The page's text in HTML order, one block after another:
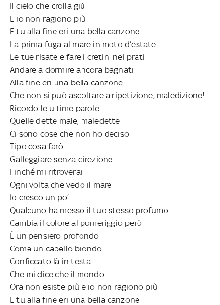
Il cielo che crolla giù
E io non ragiono più
E tu alla fine eri una bella canzone
La prima fuga al mare in moto d’estate
Le tue risate e fare i cretini nei prati
Andare a dormire ancora bagnati
Alla fine eri una bella canzone
Che non si può ascoltare a ripetizione, maledizione!
Ricordo le ultime parole
Quelle dette male, maledette
Ci sono cose che non ho deciso
Tipo cosa farò
Galleggiare senza direzione
Finché mi ritroverai
Ogni volta che vedo il mare
Io cresco un po’
Qualcuno ha messo il tuo stesso profumo
Cambia il colore al pomeriggio però
È un pensiero profondo
Come un capello biondo
Conficcato là in testa
Che mi dice che il mondo
Ora non esiste più e io non ragiono più
E tu alla fine eri una bella canzone